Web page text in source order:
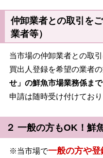
仲卸業者との取引を
業者等）
当市場の仲卸業者との取
買出人登録を希望の業者
せ」の鮮魚市場業務係ま
申請は随時受け付けており
２ 一般の方もOK！鮮
※当市場で一般の方や